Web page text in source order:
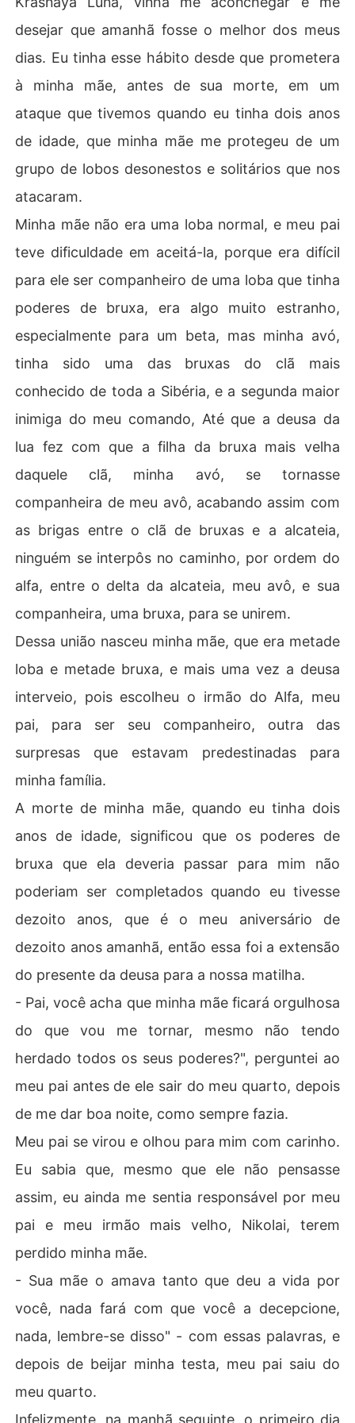
ços daquele ser sombrio, o Alfa mais poderoso e perigo
so de todos, o chamado Rei das Trevas, Desmond Dark
ness, o Alfa da maior matilha de todas, Blue Moon, que
acabou se tornando seu companheiro escolhido. O res
ultado foi o início de uma guerra total entre eles, em qu
e o Alfa queria reivindicá-la como sua, e Irina tentará lu
tar, mesmo contra seus próprios desejos e os de Bella, e
contra a atração do companheiro, para fugir de todos e
impedir que as guerras por ela continuem. Quem conse
guirá o que quer? Quantos mais morrerão tentando tê-l
a? O Rei das Trevas será capaz de protegê-la e torná-la
finalmente sua?
desejar que amanhã fosse o melhor dos meus
dias. Eu tinha esse hábito desde que prometera
à minha mãe, antes de sua morte, em um
ataque que tivemos quando eu tinha dois anos
de idade, que minha mãe me protegeu de um
grupo de lobos desonestos e solitários que nos
atacaram.
Minha mãe não era uma loba normal, e meu pai
teve dificuldade em aceitá-la, porque era difícil
para ele ser companheiro de uma loba que tinha
poderes de bruxa, era algo muito estranho,
especialmente para um beta, mas minha avó,
tinha sido uma das bruxas do clã mais
conhecido de toda a Sibéria, e a segunda maior
inimiga do meu comando, Até que a deusa da
lua fez com que a filha da bruxa mais velha
daquele clã, minha avó, se tornasse
companheira de meu avô, acabando assim com
as brigas entre o clã de bruxas e a alcateia,
ninguém se interpôs no caminho, por ordem do
alfa, entre o delta da alcateia, meu avô, e sua
companheira, uma bruxa, para se unirem.
Dessa união nasceu minha mãe, que era metade
loba e metade bruxa, e mais uma vez a deusa
interveio, pois escolheu o irmão do Alfa, meu
pai, para ser seu companheiro, outra das
surpresas que estavam predestinadas para
minha família.
A morte de minha mãe, quando eu tinha dois
anos de idade, significou que os poderes de
bruxa que ela deveria passar para mim não
poderiam ser completados quando eu tivesse
dezoito anos, que é o meu aniversário de
dezoito anos amanhã, então essa foi a extensão
do presente da deusa para a nossa matilha.
- Pai, você acha que minha mãe ficará orgulhosa
do que vou me tornar, mesmo não tendo
herdado todos os seus poderes?", perguntei ao
meu pai antes de ele sair do meu quarto, depois
de me dar boa noite, como sempre fazia.
Meu pai se virou e olhou para mim com carinho.
Eu sabia que, mesmo que ele não pensasse
assim, eu ainda me sentia responsável por meu
pai e meu irmão mais velho, Nikolai, terem
perdido minha mãe.
- Sua mãe o amava tanto que deu a vida por
você, nada fará com que você a decepcione,
nada, lembre-se disso" - com essas palavras, e
depois de beijar minha testa, meu pai saiu do
meu quarto.
Infelizmente, na manhã seguinte, o primeiro dia